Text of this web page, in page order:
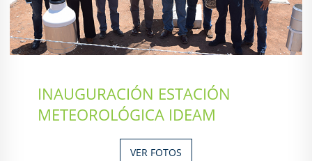
INAUGURACIÓN ESTACIÓN
METEOROLÓGICA IDEAM
VER FOTOS